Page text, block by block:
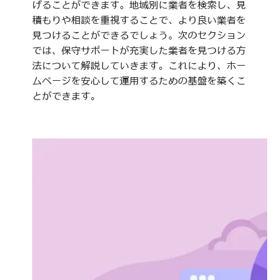
げることができます。地域別に業者を検索し、見
積もりや相談を重視することで、より良い業者を
見つけることができるでしょう。次のセクション
では、保守サポートが充実した業者を見つける方
法について解説していきます。これにより、ホー
ムページを安心して運用するための基盤を築くこ
とができます。